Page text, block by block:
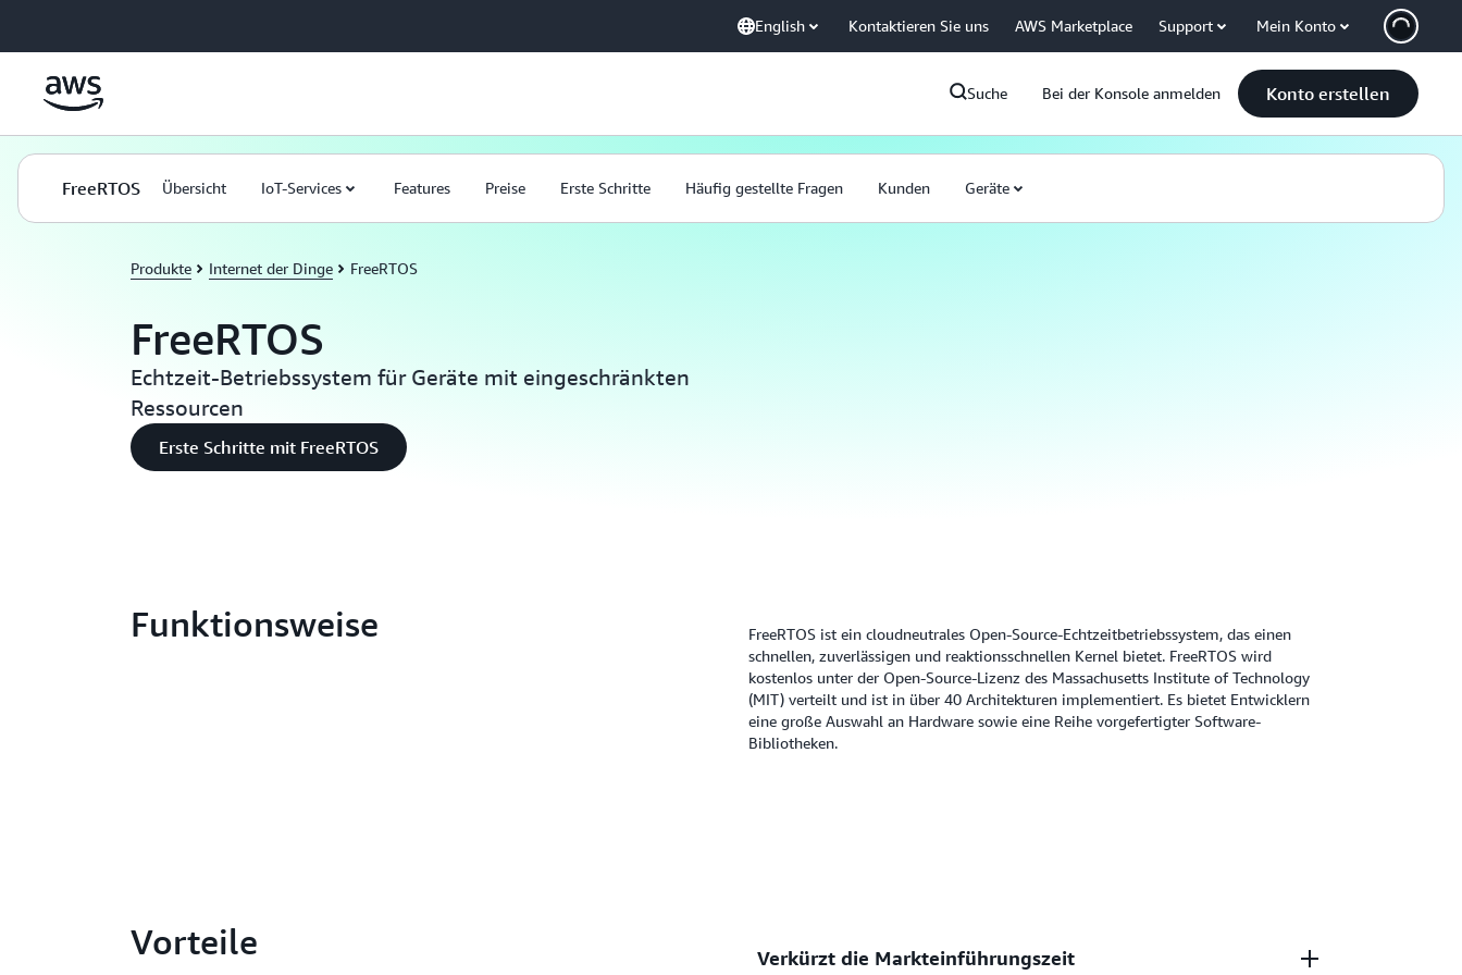
English Kontaktieren Sie uns AWS Marketplace Support Mein Konto
Suche Bei der Konsole anmelden Konto erstellen
FreeRTOS Übersicht IoT-Services Features Preise Erste Schritte Häufig gestellte Fragen Kunden Geräte
Produkte Internet der Dinge FreeRTOS
FreeRTOS
Echtzeit-Betriebssystem für Geräte mit eingeschränkten
Ressourcen
Erste Schritte mit FreeRTOS
Funktionsweise
FreeRTOS ist ein cloudneutrales Open-Source-Echtzeitbetriebssystem, das einen
schnellen, zuverlässigen und reaktionsschnellen Kernel bietet. FreeRTOS wird
kostenlos unter der Open-Source-Lizenz des Massachusetts Institute of Technology
(MIT) verteilt und ist in über 40 Architekturen implementiert. Es bietet Entwicklern
eine große Auswahl an Hardware sowie eine Reihe vorgefertigter Software-
Bibliotheken.
Vorteile Verkürzt die Markteinführungszeit